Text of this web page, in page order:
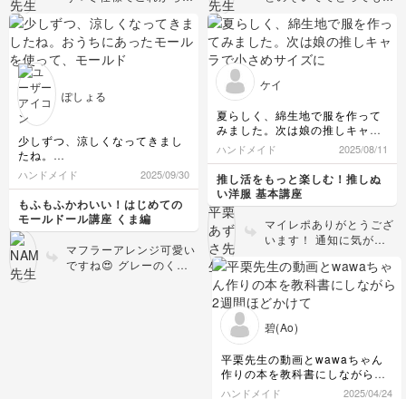
ですね！バランスよく可
愛く出来ましたね😍
キュン😍❤️
ぽしょる
少しずつ、涼しくなってきまし
たね。
おうちにあったモールを使っ
て、モールドールを作ってみま
した🧸
スレッドコードを編んで、マフ
ラーに🧣
ふわふわのくまちゃん、冬に向
けて、手編みのセーターも用意
しようと思います🩶
ハンドメイド 2025/09/30
もふもふかわいい！はじめての
モールドール講座 くま編
マフラーアレンジ可愛い
ですね😍 グレーのくる
ケイ
夏らしく、綿生地で服を作って
みました。次は娘の推しキャラ
で小さめサイズにチャレンジし
たいと思います。
ハンドメイド 2025/08/11
推し活をもっと楽しむ！推しぬ
い洋服 基本講座
マイレポありがとうござ
います！ 通知に気がつ
てしまって失礼しまし
た。 大人っぽい配色と
生地選びがさわやかです
碧(Ao)
平栗先生の動画とwawaちゃん
作りの本を教科書にしながら2
週間ほどかけて推しが完成しま
ハンドメイド 2025/04/24